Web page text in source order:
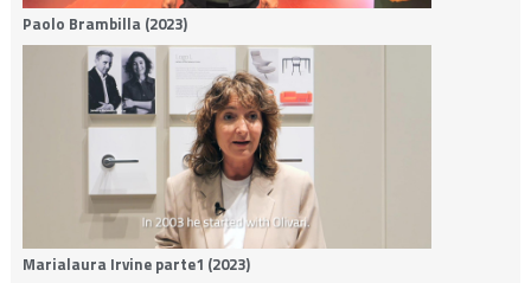
Paolo Brambilla (2023)
Marialaura Irvine parte1 (2023)